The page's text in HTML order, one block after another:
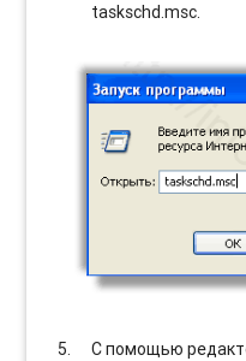
taskschd.msc.
С помощью